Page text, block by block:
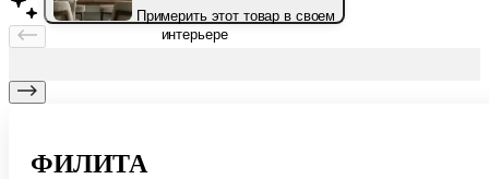
Примерить этот товар в своем
интерьере
ФИЛИТА